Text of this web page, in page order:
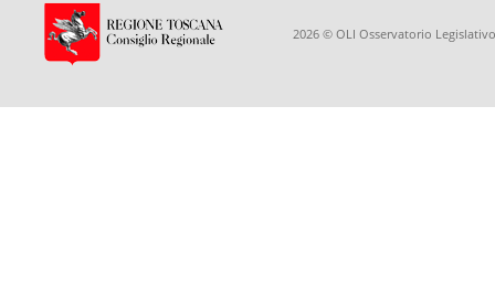
2026 © OLI Osservatorio